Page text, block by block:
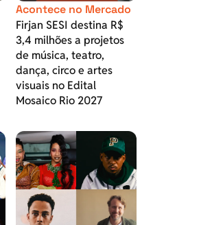
Acontece no Mercado
Firjan SESI destina R$
3,4 milhões a projetos
de música, teatro,
dança, circo e artes
visuais no Edital
Mosaico Rio 2027